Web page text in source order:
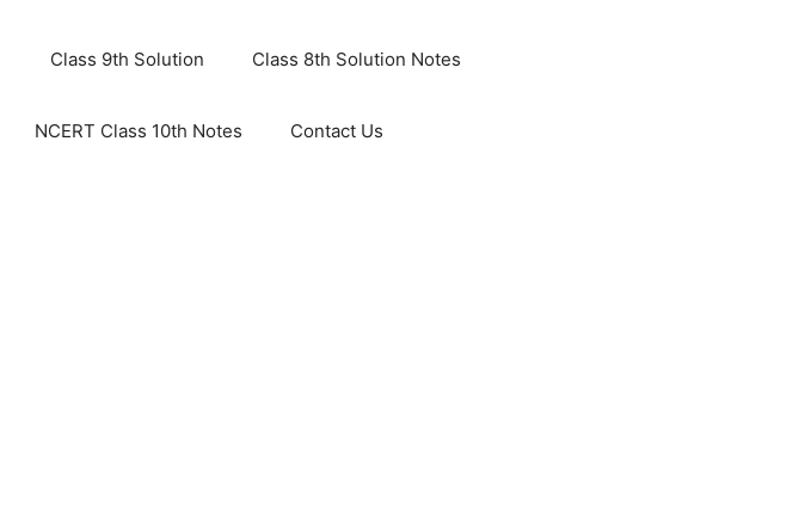
Class 9th Solution Class 8th Solution Notes
NCERT Class 10th Notes Contact Us